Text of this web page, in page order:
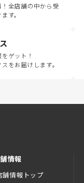
全店舗の中から受
す。
ゲット！
をお届けします。
情報
舗情報トップ